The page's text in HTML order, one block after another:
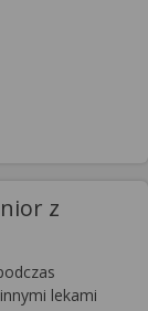
z
lekami